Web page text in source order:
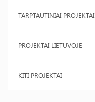
TARPTAUTINIAI PROJEKTAI
PROJEKTAI LIETUVOJE
KITI PROJEKTAI